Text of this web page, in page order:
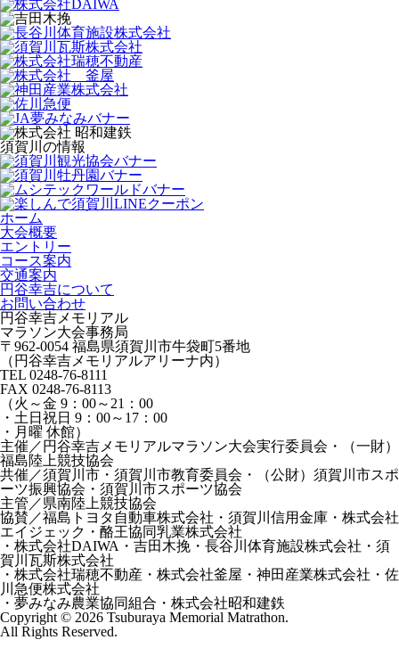
須賀川の情報
ホーム
大会概要
エントリー
コース案内
交通案内
円谷幸吉について
お問い合わせ
円谷幸吉メモリアル
マラソン大会事務局
〒962-0054 福島県須賀川市牛袋町5番地
（円谷幸吉メモリアルアリーナ内）
TEL 0248-76-8111
FAX 0248-76-8113
（火～金 9：00～21：00
・ 土日祝日 9：00～17：00
・ 月曜 休館）
主催／円谷幸吉メモリアルマラソン大会実行委員会・（一財）
福島陸上競技協会
共催／須賀川市・須賀川市教育委員会・（公財）須賀川市スポ
ーツ振興協会・須賀川市スポーツ協会
主管／県南陸上競技協会
協賛／福島トヨタ自動車株式会社・須賀川信用金庫・株式会社
エイジェック・酪王協同乳業株式会社
・ 株式会社DAIWA・吉田木挽・長谷川体育施設株式会社・須
賀川瓦斯株式会社
・ 株式会社瑞穂不動産・株式会社釜屋・神田産業株式会社・佐
川急便株式会社
・ 夢みなみ農業協同組合・株式会社昭和建鉄
Copyright © 2026 Tsuburaya Memorial Matrathon.
All Rights Reserved.